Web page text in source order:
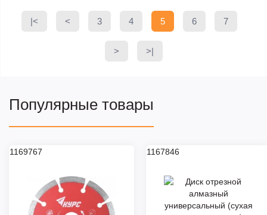
|< < 3 4 5 6 7
> >|
Популярные товары
1169767 1167846